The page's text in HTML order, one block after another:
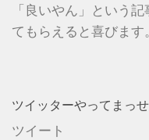
「良いやん」という
てもらえると喜びます。
ツイッターやってまっせ
ツイート